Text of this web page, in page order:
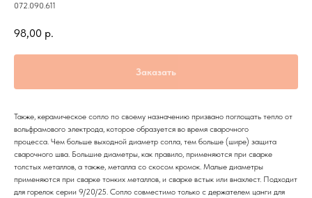
072.090.611
98,00 р.
Заказать
Также, керамическое сопло по своему назначению призвано поглощать тепло от
вольфрамового электрода, которое образуется во время сварочного
процесса. Чем больше выходной диаметр сопла, тем больше (шире) защита
сварочного шва. Большие диаметры, как правило, применяются при сварке
толстых металлов, а также, металла со скосом кромок. Малые диаметры
применяются при сварке тонких металлов, и сварке встык или внахлест. Подходит
для горелок серии 9/20/25. Сопло совместимо только с держателем цанги для